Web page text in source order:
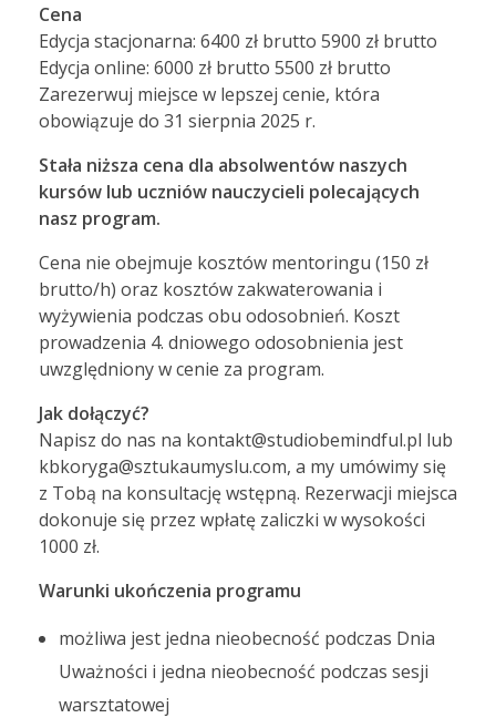
Cena
Edycja stacjonarna: 6400 zł brutto 5900 zł brutto
Edycja online: 6000 zł brutto 5500 zł brutto
Zarezerwuj miejsce w lepszej cenie, która
obowiązuje do 31 sierpnia 2025 r.
Stała niższa cena dla absolwentów naszych
kursów lub uczniów nauczycieli polecających
nasz program.
Cena nie obejmuje kosztów mentoringu (150 zł
brutto/h) oraz kosztów zakwaterowania i
wyżywienia podczas obu odosobnień. Koszt
prowadzenia 4. dniowego odosobnienia jest
uwzględniony w cenie za program.
Jak dołączyć?
Napisz do nas na kontakt@studiobemindful.pl lub
kbkoryga@sztukaumyslu.com, a my umówimy się
z Tobą na konsultację wstępną. Rezerwacji miejsca
dokonuje się przez wpłatę zaliczki w wysokości
1000 zł.
Warunki ukończenia programu
możliwa jest jedna nieobecność podczas Dnia
Uważności i jedna nieobecność podczas sesji
warsztatowej